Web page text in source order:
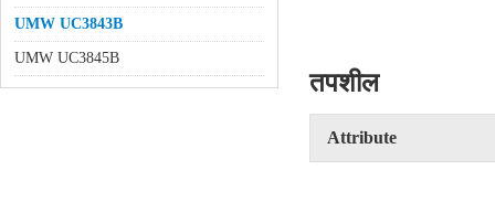
UMW UC3843B
UMW UC3845B
तपशील
Attribute